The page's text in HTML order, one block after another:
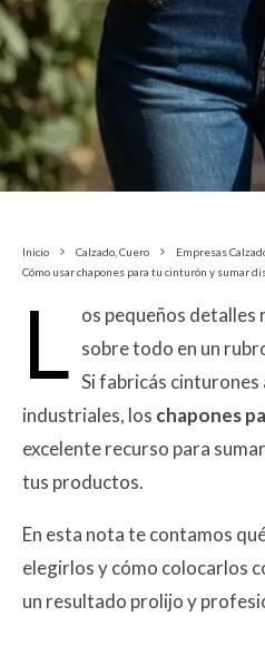
Inicio Calzado, Cuero
Empresas
Cómo usar chapones para tu cinturón y sumar
L os pequeños detalles
sobre todo en un
Si fabricás cinturones
industriales, los chapones
excelente recurso para
tus productos.
En esta nota te contamos
elegirlos y cómo colocarlos
un resultado prolijo y